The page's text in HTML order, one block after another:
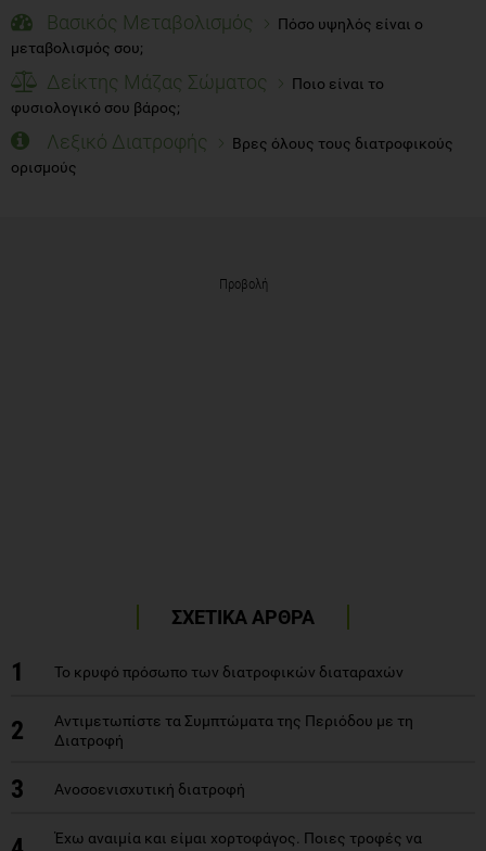
Βασικός Μεταβολισμός
Πόσο υψηλός είναι ο
μεταβολισμός σου;
Δείκτης Μάζας Σώματος
Ποιο είναι το
φυσιολογικό σου βάρος;
Λεξικό Διατροφής
Βρες όλους τους διατροφικούς
ορισμούς
Προβολή
ΣΧΕΤΙΚΑ ΑΡΘΡΑ
1 Το κρυφό πρόσωπο των διατροφικών διαταραχών
2
Αντιμετωπίστε τα Συμπτώματα της Περιόδου με τη
Διατροφή
3 Ανοσοενισχυτική διατροφή
Έχω αναιμία και είμαι χορτοφάγος. Ποιες τροφές να